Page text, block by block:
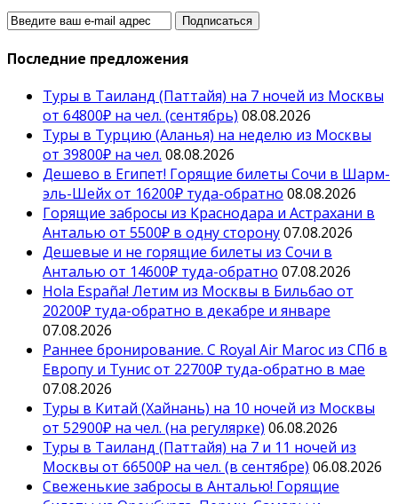
Последние предложения
Туры в Таиланд (Паттайя) на 7 ночей из Москвы
от 64800₽ на чел. (сентябрь) 08.08.2026
Туры в Турцию (Аланья) на неделю из Москвы
от 39800₽ на чел. 08.08.2026
Дешево в Египет! Горящие билеты Сочи в Шарм-
эль-Шейх от 16200₽ туда-обратно 08.08.2026
Горящие забросы из Краснодара и Астрахани в
Анталью от 5500₽ в одну сторону07.08.2026
Дешевые и не горящие билеты из Сочи в
Анталью от 14600₽ туда-обратно 07.08.2026
Hola España! Летим из Москвы в Бильбао от
20200₽ туда-обратно в декабре и январе
07.08.2026
Раннее бронирование. С Royal Air Maroc из СПб в
Европу и Тунис от 22700₽ туда-обратно в мае
07.08.2026
Туры в Китай (Хайнань) на 10 ночей из Москвы
от 52900₽ на чел. (на регулярке) 06.08.2026
Туры в Таиланд (Паттайя) на 7 и 11 ночей из
Москвы от 66500₽ на чел. (в сентябре) 06.08.2026
Свеженькие забросы в Анталью! Горящие